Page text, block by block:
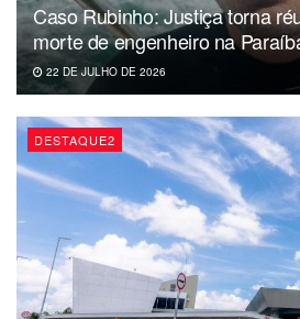
Caso Rubinho: Justiça torna
morte de engenheiro na
22 DE JULHO DE 2026
DESTAQUE2